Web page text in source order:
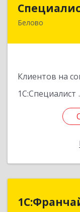
Белово
Клиентов на
1С:Специалист